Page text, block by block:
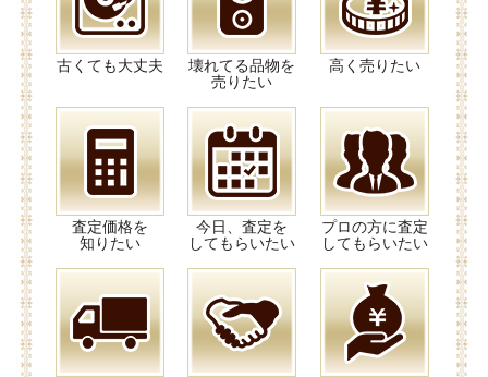
古くても大丈夫
壊れてる品物を
売りたい
高く売りたい
査定価格を
知りたい
今日、査定を
してもらいたい
プロの方に査定
してもらいたい